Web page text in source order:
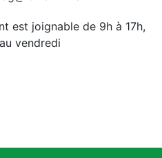
est joignable de 9h à 17h,
vendredi